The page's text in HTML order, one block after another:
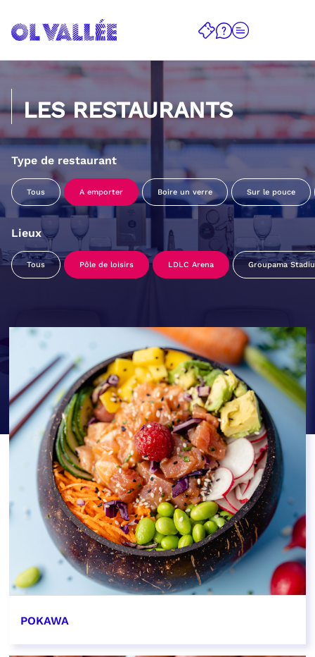
LES RESTAURANTS
Type de restaurant
Tous A emporter Boire un verre Sur le pouce
Lieux
Tous Pôle de loisirs LDLC Arena Groupama
POKAWA